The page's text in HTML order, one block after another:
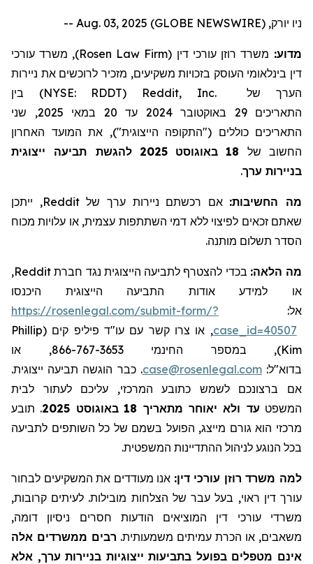
ניו יורק, Aug. 03, 2025 (GLOBE NEWSWIRE) --
מדוע: משרד רוזן עורכי דין (Rosen Law Firm), משרד עורכי
דין בינלאומי העוסק בזכויות משקיעים, מזכיר לרוכשים את ניירות
הערך של Reddit, Inc.
(
NYSE: RDDT) בין
התאריכים29 באוקטובר 2024 עד 20 במאי 2025, שני
התאריכים כוללים ("התקופה הייצוגית"), את המועד האחרון
החשוב של 18 באוגוסט 2025
להגשת תביעה ייצוגית
בניירות ערך.
מה החשיבות: אם רכשתם ניירות ערך שלReddit, ייתכן
שאתם זכאים לפיצוי ללא דמי השתתפות עצמית, או עלויות מכוח
הסדר תשלום מותנה.
מה הלאה: בכדי להצטרף לתביעה הייצוגית נגד חברת Reddit
,
או למידע אודות התביעה הייצוגית היכנסו
אל: https://rosenlegal.com/submit-form/?
case_id=40507, או צרו קשר עם עו"ד פיליפ קים (Phillip
Kim
), במספר החינמי 866-767-3653, או
בדוא"ל:case@rosenlegal.com. כבר הוגשה תביעה ייצוגית.
אם ברצונכם לשמש כתובע המרכזי, עליכם לעתור לבית
המשפט עד ולא יאוחר מתאריך 18 באוגוסט 2025 . תובע
מרכזי הוא גורם מייצג, הפועל בשמם של כל השותפים לתביעה
בכל הנוגע לניהול ההתדיינות המשפטית.
למה משרד רוזן עורכי דין: אנו מעודדים את המשקיעים לבחור
עורך דין ראוי, בעל עבר של הצלחות מובילות. לעיתים קרובות,
משרדי עורכי דין המוציאים הודעות חסרים ניסיון דומה,
משאבים, או הכרת עמיתים משמעותית. רבים ממשרדים אלה
אינם מטפלים בפועל בתביעות ייצוגיות בניירות ערך, אלא